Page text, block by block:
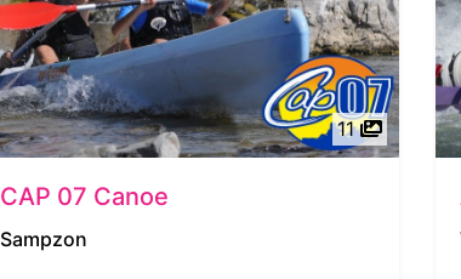
11
CAP 07 Canoe
Sampzon